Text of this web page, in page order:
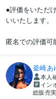
●評価をいただ
いいたします。
匿名での評価可
釜崎あ
本人
イン
総販売